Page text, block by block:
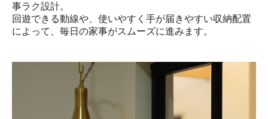
事ラク設計。
回遊できる動線や、使いやすく手が届きやすい収納配置
によって、毎日の家事がスムーズに進みます。